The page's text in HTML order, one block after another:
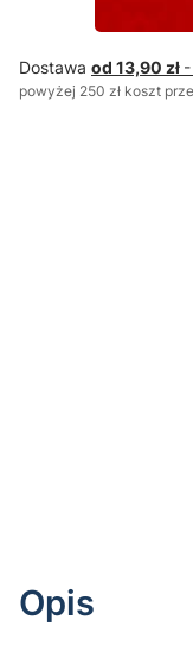
Dostawa od 13,90 zł
powyżej 250 zł koszt
Opis